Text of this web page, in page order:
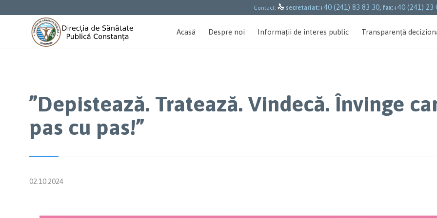
Contact:  secretariat:+40 (241) 83 83 30, fax:+40 (241) 23
Acasă Despre noi Informații de interes public Transparență
”Depistează. Tratează. Vindecă. Învinge
pas cu pas!”
02.10.2024